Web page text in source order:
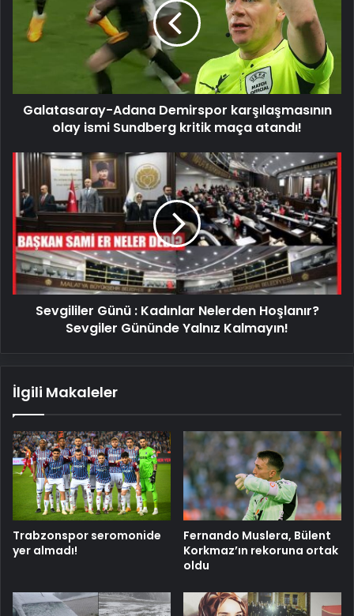
karşılaşmasının
olay
ismi
maça
atandı!
Galatasaray-Adana Demirspor karşılaşmasının
olay ismi Sundberg kritik maça atandı!
Sevgililer
Günü
Kadınlar
Nelerden
Hoşlanır?
Sevgiler
Gününde
Yalnız
Kalmayın!Sevgililer Günü : Kadınlar Nelerden Hoşlanır?
Sevgiler Gününde Yalnız Kalmayın!
İlgili Makaleler
Trabzonspor seromonide
yer almadı!
Fernando Muslera, Bülent
Korkmaz’ın rekoruna ortak
oldu